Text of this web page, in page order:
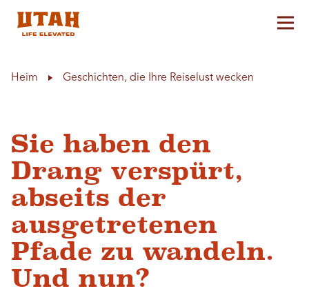
Heim Geschichten, die Ihre Reiselust wecken
Sie haben den
Drang verspürt,
abseits der
ausgetretenen
Pfade zu wandeln.
Und nun?